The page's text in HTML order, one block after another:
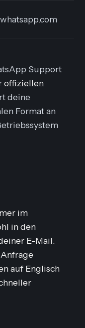
Support
offiziellen
deine
Format an
im
in den
E-Mail.
auf Englisch